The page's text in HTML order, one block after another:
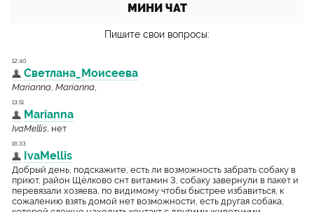
МИНИ ЧАТ
Пишите свои вопросы: